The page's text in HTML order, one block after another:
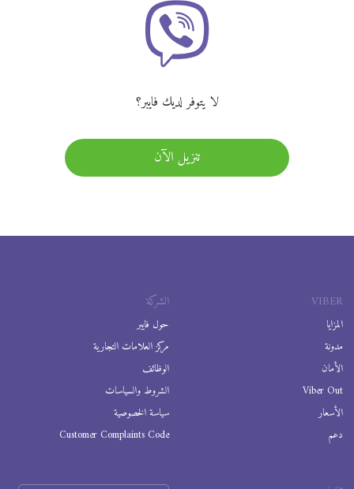
لا يتوفر لديك فايبر؟
تنزيل الآن
VIBER
المزايا
مدونة
الأمان
Viber Out
الأسعار
دعم
الشركة
حول فايبر
مركز العلامات التجارية
الوظائف
الشروط والسياسات
سياسة الخصوصية
Customer Complaints Code